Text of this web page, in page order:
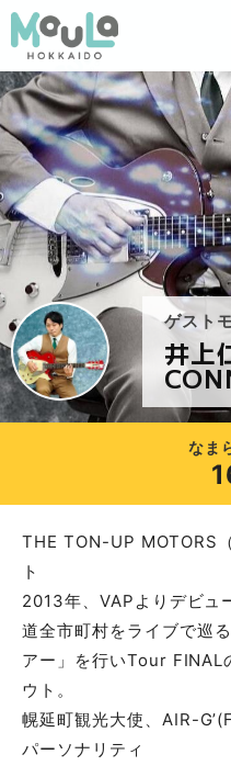
ゲスト
井上
なま
THE TON-UP MOTORS
ト
2013年、VAPよりデビュ
道全市町村をライブで巡
アー」を行いTour
ウト。
幌延町観光大使、AIR-
パーソナリティ